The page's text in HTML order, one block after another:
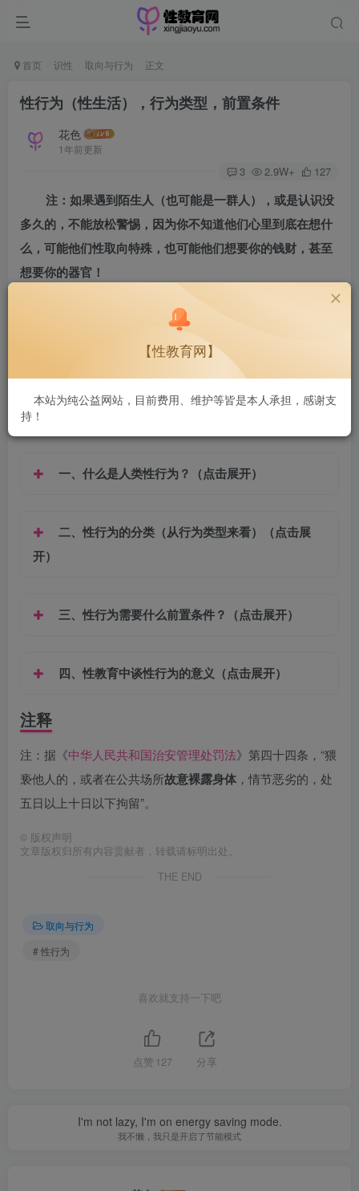
首页 识性 取向与行为 正文
性行为（性生活），行为类型，前置条件
花色
1年前更新
3 2.9W+ 127
注：如果遇到陌生人（也可能是一群人），或是认识没
多久的，不能放松警惕，因为你不知道他们心里到底在想什
么，可能他们性取向特殊，也可能他们想要你的钱财，甚至
想要你的器官！
性伴侣越多，感染疾病的可能性越高。
但过度性行为，会产生的状况有：男性出现前列腺炎、
腰酸背痛、会阴部不适、尿道灼热、乏力等；女性出现会阴
部不适、下身坠胀等症状。另外，头痛、头晕、注意力不集
中也应注意。
一、什么是人类性行为 ？（点击展开）
二、性行为的分类（从行为类型来看）（点击展
开）
三、性行为需要什么前置条件？（点击展开）
四、性教育中谈性行为的意义（点击展开）
注释
注：据《中华人民共和国治安管理处罚法》第四十四条，“猥
亵他人的，或者在公共场所故意裸露身体 ，情节恶劣的，处
五日以上十日以下拘留”。
© 版权声明
文章版权归所有内容贡献者，转载请标明出处。
THE END
取向与行为
# 性行为
喜欢就支持一下吧
点赞 127 分享
I'm not lazy, I'm on energy saving mode.
我不懒，我只是开启了节能模式
【性教育网】
本站为纯公益网站，目前费用、维护等皆是本人承担，感谢支
持！